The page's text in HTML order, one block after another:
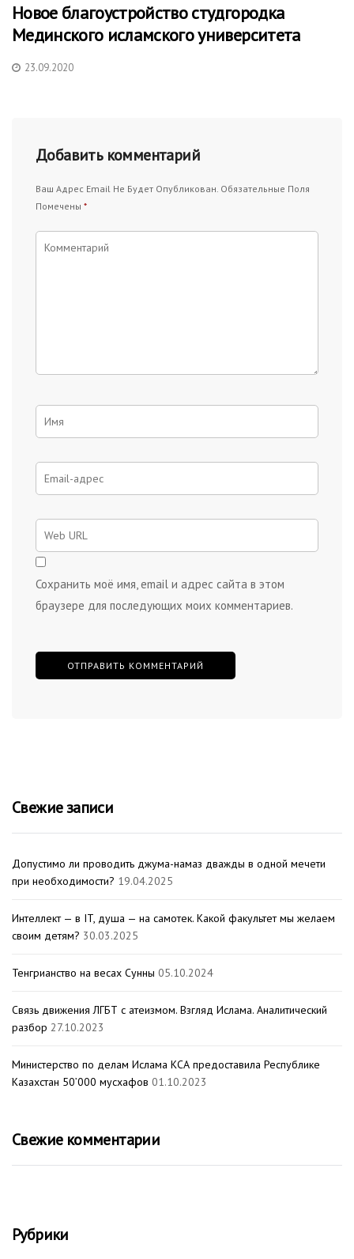
Новое благоустройство студгородка
Мединского исламского университета
23.09.2020
Добавить комментарий
Ваш Адрес Email Не Будет Опубликован. Обязательные Поля
Помечены *
Сохранить моё имя, email и адрес сайта в этом
браузере для последующих моих комментариев.
Свежие записи
Допустимо ли проводить джума-намаз дважды в одной мечети
при необходимости? 19.04.2025
Интеллект — в IT, душа — на самотек. Какой факультет мы желаем
своим детям? 30.03.2025
Тенгрианство на весах Сунны 05.10.2024
Связь движения ЛГБТ с атеизмом. Взгляд Ислама. Аналитический
разбор 27.10.2023
Министерство по делам Ислама КСА предоставила Республике
Казахстан 50’000 мусхафов 01.10.2023
Свежие комментарии
Рубрики